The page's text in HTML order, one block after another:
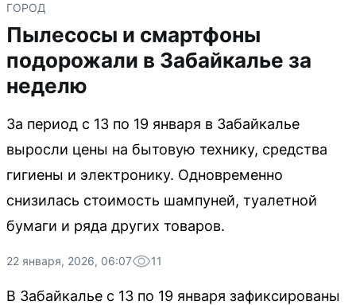
ГОРОД
Пылесосы и смартфоны
подорожали в Забайкалье за
неделю
За период с 13 по 19 января в Забайкалье
выросли цены на бытовую технику, средства
гигиены и электронику. Одновременно
снизилась стоимость шампуней, туалетной
бумаги и ряда других товаров.
22 января, 2026, 06:07 11
В Забайкалье с 13 по 19 января зафиксированы